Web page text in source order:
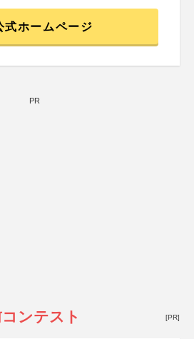
式ホームページ
PR
ンテスト [PR]